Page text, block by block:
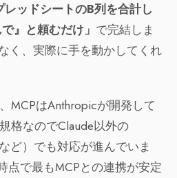
レッドシートのB列を合計し
』と頼むだけ」 で完結しま
く、実際に手を動かしてくれ
MCPはAnthropicが開発して
格なのでClaude以外の
ど）でも対応が進んでいま
点で最もMCPとの連携が安定